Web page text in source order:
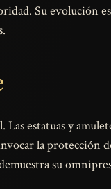
Su evolución
estatuas y
la protección
su